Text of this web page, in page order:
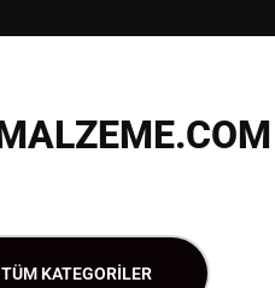
TÜM KATEGORİLER